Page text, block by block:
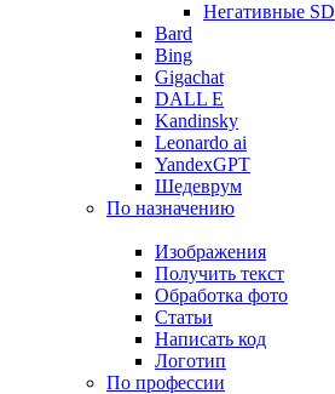
Негативные SD
Bard
Bing
Gigachat
DALL E
Kandinsky
Leonardo ai
YandexGPT
Шедеврум
По назначению
Изображения
Получить текст
Обработка фото
Статьи
Написать код
Логотип
По профессии